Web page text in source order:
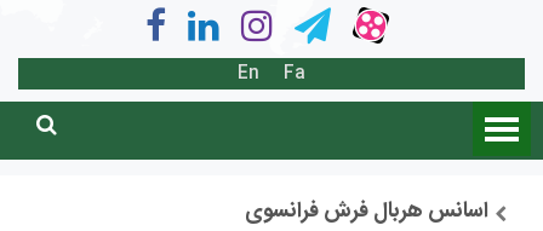
Fa
En
اسانس هربال فرش فرانسوی